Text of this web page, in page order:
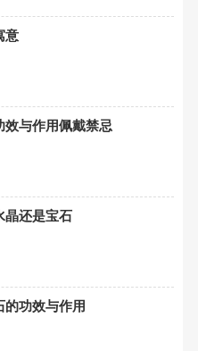
意
效与作用佩戴禁忌
晶还是宝石
的功效与作用